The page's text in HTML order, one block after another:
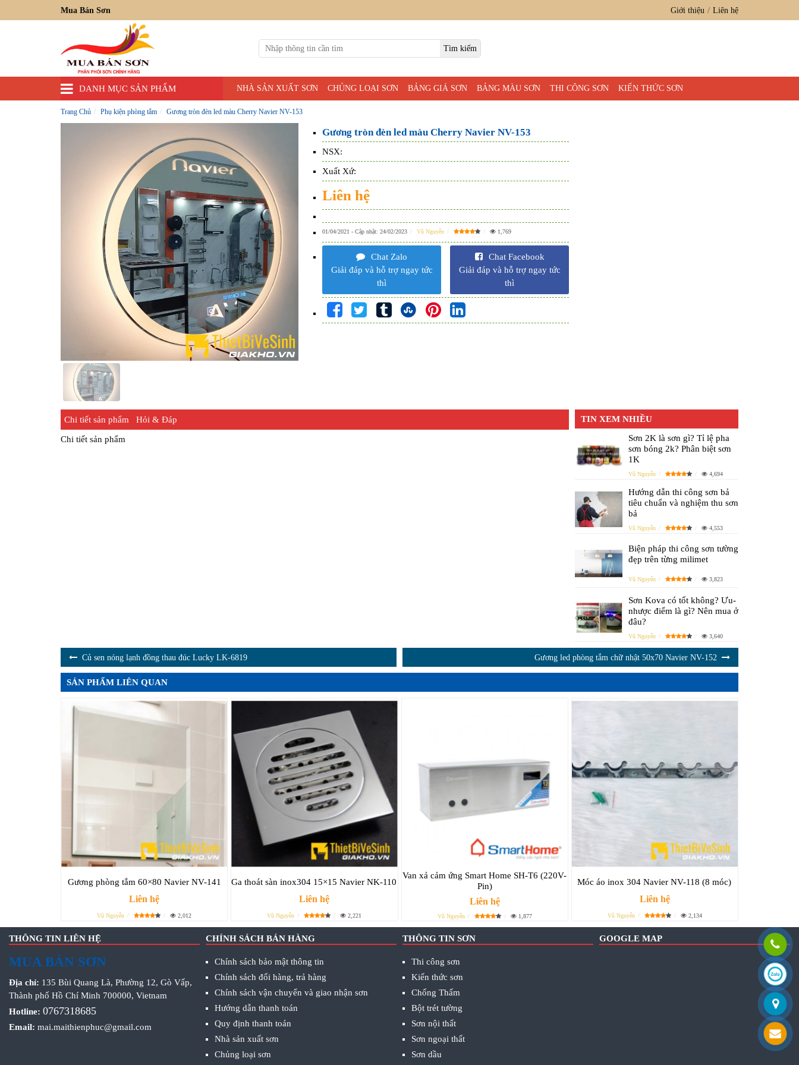
Mua Bán Sơn Giới thiệu Liên hệ
DANH MỤC SẢN PHẨM NHÀ SẢN XUẤT SƠN CHỦNG LOẠI SƠN BẢNG GIÁ SƠN BẢNG MÀU SƠN THI CÔNG SƠN KIẾN THỨC SƠN
Trang Chủ Phụ kiện phòng tắm Gương tròn đèn led màu Cherry Navier NV-153
Gương tròn đèn led màu Cherry Navier NV-153
NSX:
Xuất Xứ:
Liên hệ
01/04/2021 - Cập nhật: 24/02/2023 Vũ Nguyễn 1,769
Chat Zalo
Giải đáp và hỗ trợ ngay tức
thì
Chat Facebook
Giải đáp và hỗ trợ ngay tức
thì
Chi tiết sản phẩm Hỏi & Đáp
Chi tiết sản phẩm
TIN XEM NHIỀU
Sơn 2K là sơn gì? Tỉ lệ pha
sơn bóng 2k? Phân biệt sơn
1K
Vũ Nguyễn 4,694
Hướng dẫn thi công sơn bả
tiêu chuẩn và nghiệm thu sơn
bả
Vũ Nguyễn 4,553
Biện pháp thi công sơn tường
đẹp trên từng milimet
Vũ Nguyễn 3,823
Sơn Kova có tốt không? Ưu-
nhược điểm là gì? Nên mua ở
đâu?
Vũ Nguyễn 3,640
Củ sen nóng lạnh đồng thau đúc Lucky LK-6819 Gương led phòng tắm chữ nhật 50x70 Navier NV-152
SẢN PHẨM LIÊN QUAN
Gương phòng tắm 60×80 Navier NV-141
Liên hệ
Vũ Nguyễn 2,012
Ga thoát sàn inox304 15×15 Navier NK-110
Liên hệ
Vũ Nguyễn 2,221
Van xả cảm ứng Smart Home SH-T6 (220V-
Pin)
Liên hệ
Vũ Nguyễn 1,877
Móc áo inox 304 Navier NV-118 (8 móc)
Liên hệ
Vũ Nguyễn 2,134
THÔNG TIN LIÊN HỆ
MUA BÁN SƠN
Địa chỉ: 135 Bùi Quang Là, Phường 12, Gò Vấp,
Thành phố Hồ Chí Minh 700000, Vietnam
Hotline: 0767318685
Email: mai.maithienphuc@gmail.com
CHÍNH SÁCH BÁN HÀNG
Chính sách bảo mật thông tin
Chính sách đổi hàng, trả hàng
Chính sách vận chuyển và giao nhận sơn
Hướng dẫn thanh toán
Quy định thanh toán
Nhà sản xuất sơn
Chủng loại sơn
THÔNG TIN SƠN
Thi công sơn
Kiến thức sơn
Chống Thấm
Bột trét tường
Sơn nội thất
Sơn ngoại thất
Sơn dầu
GOOGLE MAP